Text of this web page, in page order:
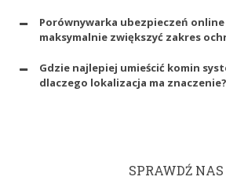
Porównywarka ubezpieczeń
maksymalnie zwiększyć zakres
Gdzie najlepiej umieścić komin
dlaczego lokalizacja ma znaczenie?
SPRAWDŹ NAS